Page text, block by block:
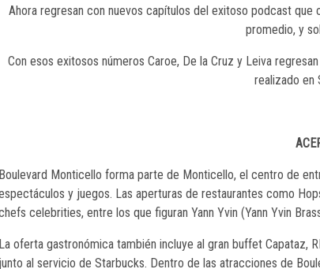
Ahora regresan con nuevos capítulos del exitoso podcast
promedio, y
Con esos exitosos números Caroe, De la Cruz y Leiva
realizado en
Boulevard Monticello forma parte de Monticello, el centro de
y juegos. Las aperturas de restaurantes como
celebrities, entre los que figuran Yann Yvin (Yann Yvin
La oferta gastronómica también incluye al gran buffet Capataz,
junto al servicio de Starbucks. Dentro de las atracciones de